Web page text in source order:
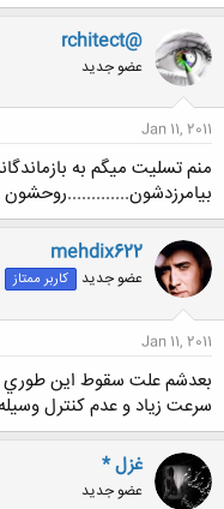
rchitect@
عضو جدید
Jan 11, 2011
منم تسلیت میگم به
بیامرزدشون.............روحشون
mehdix622
عضو جدید کاربر ممتاز
Jan 11, 2011
بعدشم علت سقوط اين طوري
سرعت زياد و عدم كنترل
غزل *
عضو جدید